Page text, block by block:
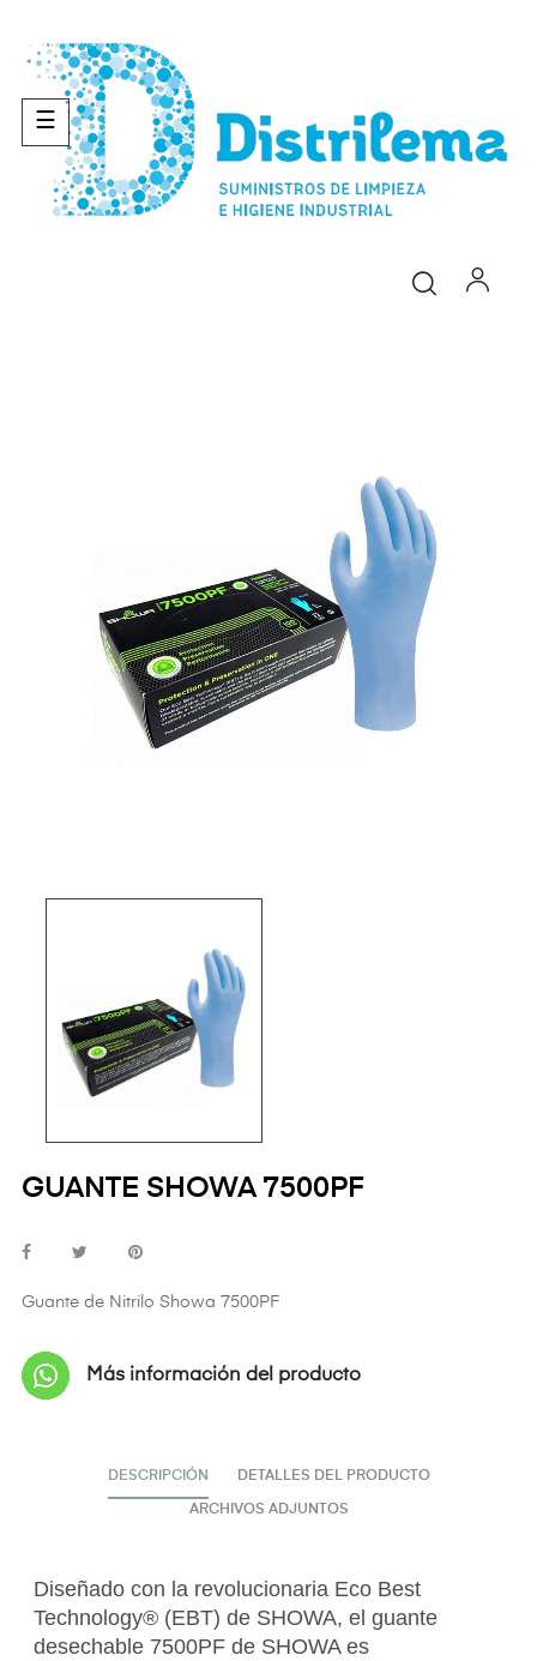
Navegación
de
palanca
☰
GUANTE SHOWA 7500PF
Guante de Nitrilo Showa 7500PF
Más información del producto
DESCRIPCIÓN DETALLES DEL PRODUCTO
ARCHIVOS ADJUNTOS
Diseñado con la revolucionaria Eco Best
Technology® (EBT) de SHOWA, el guante
desechable 7500PF de SHOWA es